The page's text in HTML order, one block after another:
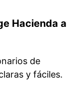
Hacienda a
de
y fáciles.